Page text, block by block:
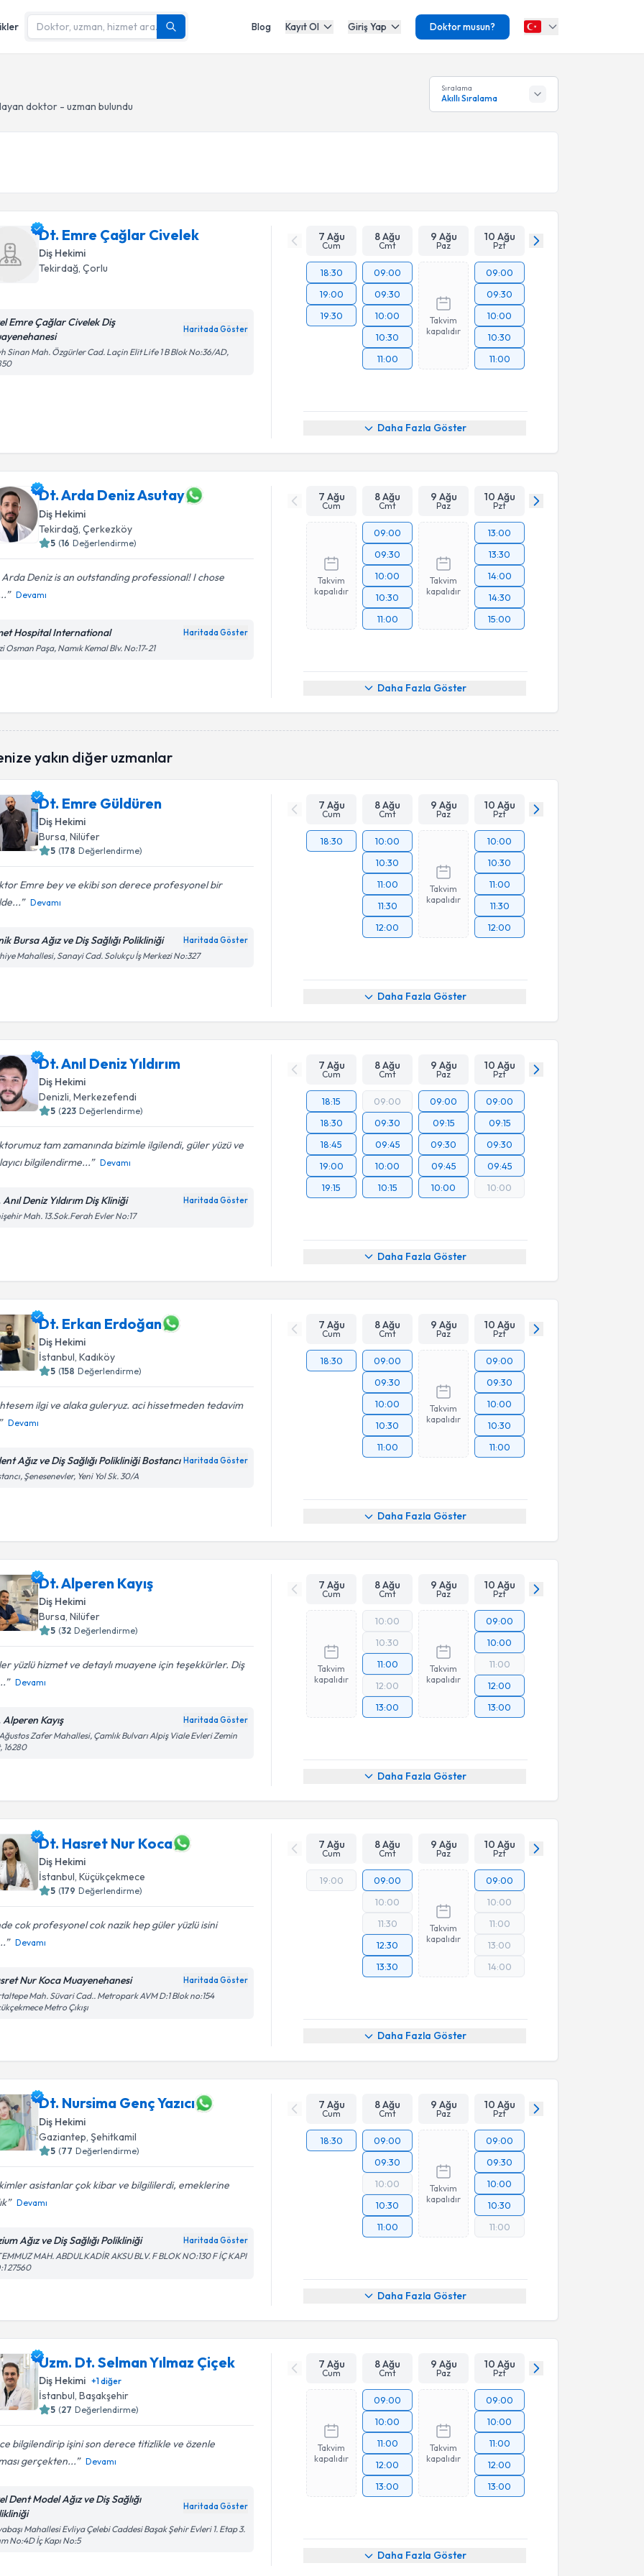
Blog Kayıt Ol Giriş Yap Doktor musun?
doktor - uzman bulundu
Sıralama
Akıllı Sıralama
Dt. Emre Çağlar Civelek
Diş Hekimi
Tekirdağ, Çorlu
Emre Çağlar Civelek Diş
Haritada Göster
Sinan Mah. Özgürler Cad. Laçin Elit Life 1 B Blok No:36/AD,
7 Ağu
Cum
8 Ağu
Cmt
9 Ağu
Paz
10 Ağu
Pzt
18:30
19:00
19:30
09:00
09:30
10:00
10:30
11:00
Takvim
kapalıdır
09:00
09:30
10:00
10:30
11:00
Daha Fazla Göster
Dt. Arda Deniz Asutay
Diş Hekimi
Tekirdağ , Çerkezköy
5 (16 Değerlendirme)
Deniz is an outstanding professional! I chose
Devamı
Hospital International Haritada Göster
Osman Paşa, Namık Kemal Blv. No:17-21
7 Ağu
Cum
8 Ağu
Cmt
9 Ağu
Paz
10 Ağu
Pzt
Takvim
kapalıdır
09:00
09:30
10:00
10:30
11:00
Takvim
kapalıdır
13:00
13:30
14:00
14:30
15:00
Daha Fazla Göster
yakın diğer uzmanlar
Dt. Emre Güldüren
Diş Hekimi
Bursa, Nilüfer
5 (178 Değerlendirme)
Emre bey ve ekibi son derece profesyonel bir
Devamı
Bursa Ağız ve Diş Sağlığı Polikliniği Haritada Göster
Mahallesi, Sanayi Cad. Solukçu İş Merkezi No:327
7 Ağu
Cum
8 Ağu
Cmt
9 Ağu
Paz
10 Ağu
Pzt
18:30
10:00
10:30
11:00
11:30
12:00
Takvim
kapalıdır
10:00
10:30
11:00
11:30
12:00
Daha Fazla Göster
Dt. Anıl Deniz Yıldırım
Diş Hekimi
Denizli , Merkezefendi
5 (223 Değerlendirme)
tam zamanında bizimle ilgilendi, güler yüzü ve
bilgilendirme...
Devamı
Deniz Yıldırım Diş Kliniği Haritada Göster
Mah. 13.Sok.Ferah Evler No:17
7 Ağu
Cum
8 Ağu
Cmt
9 Ağu
Paz
10 Ağu
Pzt
18:15
18:30
18:45
19:00
19:15
09:00
09:30
09:45
10:00
10:15
09:00
09:15
09:30
09:45
10:00
09:00
09:15
09:30
09:45
10:00
Daha Fazla Göster
Dt. Erkan Erdoğan
Diş Hekimi
İstanbul, Kadıköy
5 (158 Değerlendirme)
ilgi ve alaka guleryuz. aci hissetmeden tedavim
Devamı
Ağız ve Diş Sağlığı Polikliniği Bostancı Haritada Göster
Şenesenevler, Yeni Yol Sk. 30/A
7 Ağu
Cum
8 Ağu
Cmt
9 Ağu
Paz
10 Ağu
Pzt
18:30
09:00
09:30
10:00
10:30
11:00
Takvim
kapalıdır
09:00
09:30
10:00
10:30
11:00
Daha Fazla Göster
Dt. Alperen Kayış
Diş Hekimi
Bursa , Nilüfer
5 (32 Değerlendirme)
yüzlü hizmet ve detaylı muayene için teşekkürler. Diş
Devamı
Alperen Kayış Haritada Göster
Zafer Mahallesi, Çamlık Bulvarı Alpiş Viale Evleri Zemin
16280
7 Ağu
Cum
8 Ağu
Cmt
9 Ağu
Paz
10 Ağu
Pzt
Takvim
kapalıdır
10:00
10:30
11:00
12:00
13:00
Takvim
kapalıdır
09:00
10:00
11:00
12:00
13:00
Daha Fazla Göster
Dt. Hasret Nur Koca
Diş Hekimi
İstanbul, Küçükçekmece
5 (179 Değerlendirme)
cok profesyonel cok nazik hep güler yüzlü isini
Devamı
Nur Koca Muayenehanesi Haritada Göster
Mah. Süvari Cad.. Metropark AVM D:1 Blok no:154
Metro Çıkışı
7 Ağu
Cum
8 Ağu
Cmt
9 Ağu
Paz
10 Ağu
Pzt
19:00
09:00
10:00
11:30
12:30
13:30
Takvim
kapalıdır
09:00
10:00
11:00
13:00
14:00
Daha Fazla Göster
Dt. Nursima Genç Yazıcı
Diş Hekimi
Gaziantep , Şehitkamil
5 (77 Değerlendirme)
asistanlar çok kibar ve bilgililerdi, emeklerine
Devamı
Ağız ve Diş Sağlığı Polikliniği Haritada Göster
MAH. ABDULKADİR AKSU BLV. F BLOK NO:130 F İÇ KAPI
27560
7 Ağu
Cum
8 Ağu
Cmt
9 Ağu
Paz
10 Ağu
Pzt
18:30
09:00
09:30
10:00
10:30
11:00
Takvim
kapalıdır
09:00
09:30
10:00
10:30
11:00
Daha Fazla Göster
Uzm. Dt. Selman Yılmaz Çiçek
Diş Hekimi +1diğer
İstanbul, Başakşehir
5 (27 Değerlendirme)
bilgilendirip işini son derece titizlikle ve özenle
gerçekten...
Devamı
Dent Model Ağız ve Diş Sağlığı
Haritada Göster
Mahallesi Evliya Çelebi Caddesi Başak Şehir Evleri 1. Etap 3.
No:4D İç Kapı No:5
7 Ağu
Cum
8 Ağu
Cmt
9 Ağu
Paz
10 Ağu
Pzt
Takvim
kapalıdır
09:00
10:00
11:00
12:00
13:00
Takvim
kapalıdır
09:00
10:00
11:00
12:00
13:00
Daha Fazla Göster